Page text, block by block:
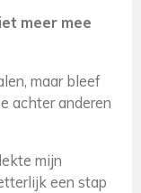
meer mee
maar bleef
achter anderen
mijn
een stap